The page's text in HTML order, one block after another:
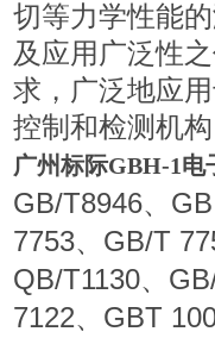
切等力学性能
及应用广泛性
求，广泛地应
控制和检测机
广州标际GBH-1电
GB/T8946、
7753、 GB/T
QB/T1130、
7122、 GBT